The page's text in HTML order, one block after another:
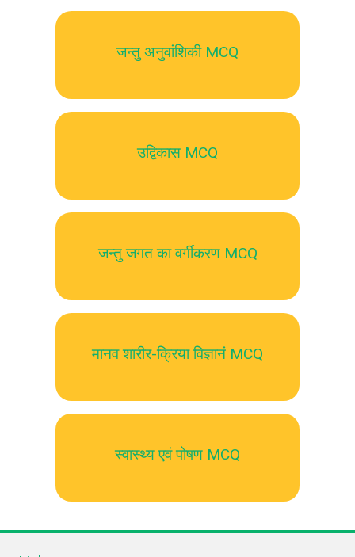
जन्तु अनुवांशिकी MCQ
उद्विकास MCQ
जन्तु जगत का वर्गीकरण MCQ
मानव शारीर-क्रिया विज्ञानं MCQ
स्वास्थ्य एवं पोषण MCQ